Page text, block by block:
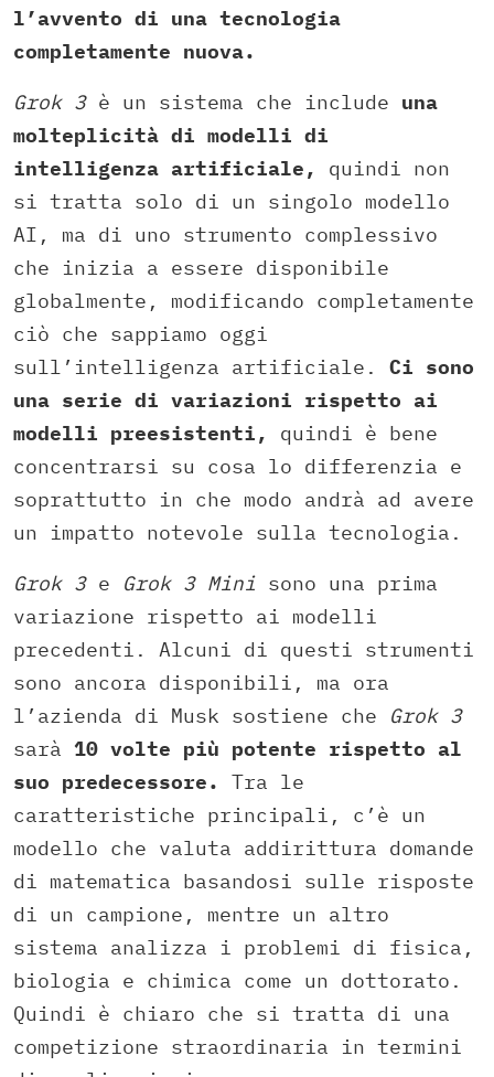
l’avvento di una tecnologia
completamente nuova.
Grok 3è un sistema che include una
molteplicità di modelli di
intelligenza artificiale,
quindi non
si tratta solo di un singolo modello
AI, ma di uno strumento complessivo
che inizia a essere disponibile
globalmente, modificando completamente
ciò che sappiamo oggi
sull’intelligenza artificiale.
Ci sono
una serie di variazioni rispetto ai
modelli preesistenti,
quindi è bene
concentrarsi su cosa lo differenzia e
soprattutto in che modo andrà ad avere
un impatto notevole sulla tecnologia.
Grok 3 e Grok 3 Mini sono una prima
variazione rispetto ai modelli
precedenti. Alcuni di questi strumenti
sono ancora disponibili, ma ora
l’azienda di Musk sostiene che Grok 3
sarà 10 volte più potente rispetto al
suo predecessore.
Tra le
caratteristiche principali, c’è un
modello che valuta addirittura domande
di matematica basandosi sulle risposte
di un campione, mentre un altro
sistema analizza i problemi di fisica,
biologia e chimica come un dottorato.
Quindi è chiaro che si tratta di una
competizione straordinaria in termini